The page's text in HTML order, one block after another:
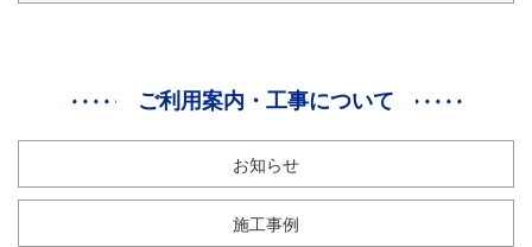
ご利用案内・工事について
お知らせ
施工事例